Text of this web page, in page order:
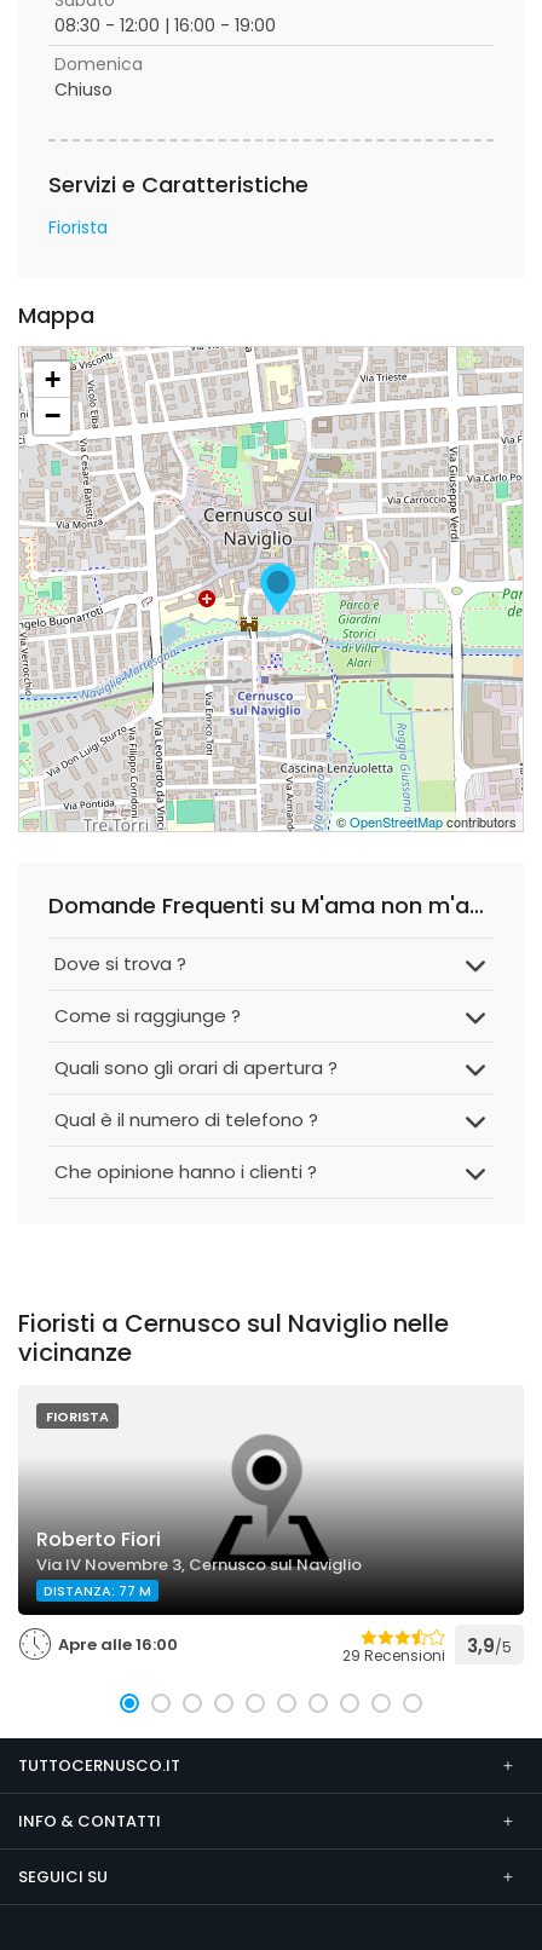
08:30 - 12:00 | 16:00 - 19:00
Domenica
Chiuso
Servizi e Caratteristiche
Fiorista
Mappa
+
−
©OpenStreetMapcontributors
Domande Frequenti su M'ama non m'ama Atelier Floreale
Dove si trova ?
Come si raggiunge ?
Quali sono gli orari di apertura ?
Qual è il numero di telefono ?
Che opinione hanno i clienti ?
Fioristi a Cernusco sul Naviglio nelle
vicinanze
FIORISTA
Roberto Fiori
Via IV Novembre 3, Cernusco sul Naviglio
DISTANZA: 77 M
Apre alle 16:00 29 Recensioni 3,9/5
TUTTOCERNUSCO.IT
INFO & CONTATTI
SEGUICI SU